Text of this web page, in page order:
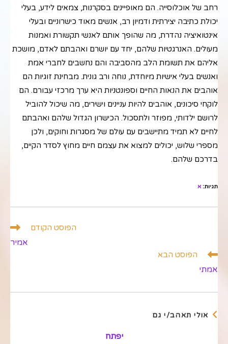
רחב של אוכלוסייה. הם מאופיינים בסקרנות, צמאים לידע, בעלי
יכולת כתיבה יצירתית ודמיון רב, אנשים מאוד כישרוניים ובעלי
אינטואיציה נהדרת, מה שהופך אותם לאנשי תקשורת ואמנות
מעולים. האנרגטיות שלהם, יחד עם יושרם ואהבתם לאדם, מושכת
אליהם את תשומת הלב מהסביבה והם נחשבים לחברי אמת
ואנשים בעלי אישיות מיוחדת, נוחה ורב גונית. מבחינת זוגיות הם
אוהבים את הנאות החיים וספונטניות היא ערך מרכזי עבורם. הם
לוקחי סיכונים, אוהבים להיות עניינים וישירים, מה שיכול להוביל
לרושם ילדותי, מפוזר ולתסכול. הכישרון הגדול שלהם ואהבתם
לחיים לא תמיד מתיישבים עם עולם של מסגרות וחוקים, ולכן
מספרי שלוש, יכולים למצוא את עצמם חיים מחוץ לסדר הקיים,
בדרכם שלהם.
תגיות: א
הפוסט הקודם
אמיר
הפוסט הבא
אמתי
אולי תאהב/י גם
יפתח